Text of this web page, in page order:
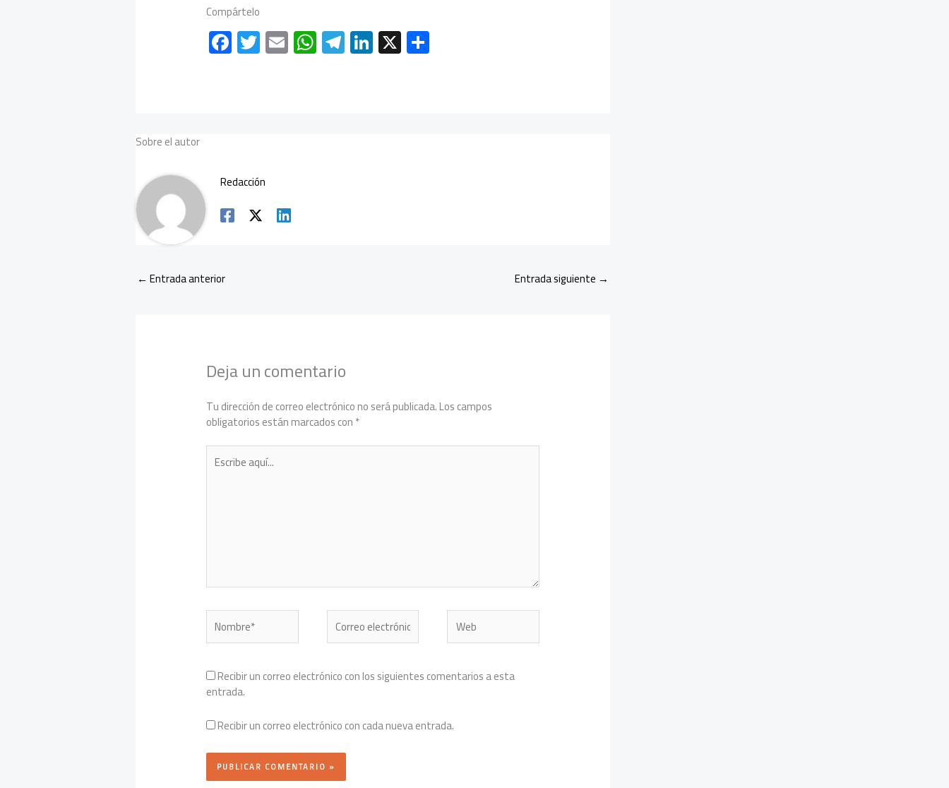
Compártelo
F
ac
T
wi
E
m
W
h
Te
le
Li
nk
X
Sobre el autor
Redacción
← Entrada anterior Entrada siguiente →
Deja un comentario
Tu dirección de correo electrónico no será publicada.Los campos
obligatorios están marcados con*
Escribe
aquí...
Nombre* Correo
electrónico*
Web
Recibir un correo electrónico con los siguientes comentarios a esta
entrada.
Recibir un correo electrónico con cada nueva entrada.